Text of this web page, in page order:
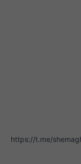
https://t.me/